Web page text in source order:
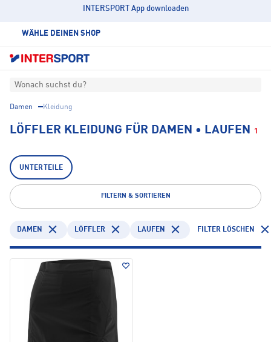
INTERSPORT App downloaden
WÄHLE DEINEN SHOP
Wonach suchst du?
Damen Kleidung
LÖFFLER KLEIDUNG FÜR DAMEN • LAUFEN 1
UNTERTEILE
FILTERN & SORTIEREN
DAMEN LÖFFLER LAUFEN FILTER LÖSCHEN